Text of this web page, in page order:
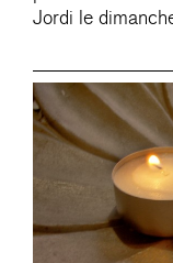
Jordi le